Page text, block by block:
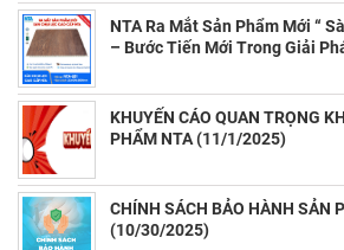
NTA Ra Mắt Sản Phẩm Mới “
– Bước Tiến Mới Trong Giải
KHUYẾN CÁO QUAN TRỌNG
PHẨM NTA (11/1/2025)
CHÍNH SÁCH BẢO HÀNH SẢN
(10/30/2025)